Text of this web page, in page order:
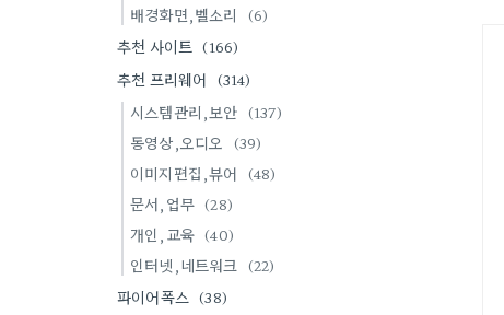
배경화면,벨소리 (6)
추천 사이트 (166)
추천 프리웨어 (314)
시스템관리,보안 (137)
동영상,오디오 (39)
이미지편집,뷰어 (48)
문서,업무 (28)
개인,교육 (40)
인터넷,네트워크 (22)
파이어폭스 (38)